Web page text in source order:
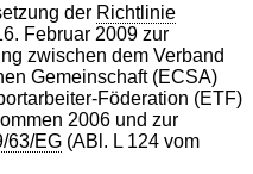
der Richtlinie
Februar 2009 zur
zwischen dem Verband
Gemeinschaft (ECSA)
Föderation (ETF)
2006 und zur
63/EG (ABl. L 124 vom